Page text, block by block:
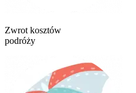
Zwrot kosztów
podróży